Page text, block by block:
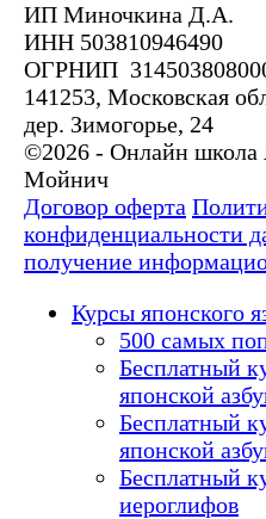
ИП Миночкина Д.А.
ИНН 503810946490
ОГРНИП
141253, Московская
дер. Зимогорье, 24
©2026 - Онлайн школа
Мойнич
Договор оферта
конфиденциальности
получение
Курсы японского
500 самых
Бесплатный
японской
Бесплатный
японской
Бесплатный
иероглифов